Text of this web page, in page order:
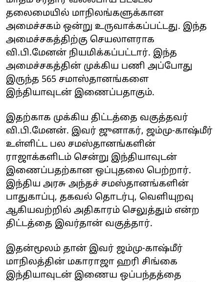
தலைமையில் மாநிலங்களுக்கான
அமைச்சகம் ஒன்று உருவாக்கப்பட்டது. இந்த
அமைச்சகத்திற்கு செயலாளராக
வி.பி.மேனன் நியமிக்கப்பட்டார். இந்த
அமைச்சகத்தின் முக்கிய பணி அப்போது
இருந்த 565 சமாஸ்தானங்களை
இந்தியாவுடன் இணைப்பதாகும்.
இதற்காக முக்கிய திட்டத்தை வகுத்தவர்
வி.பி.மேனன். இவர் ஜுனாகர், ஜம்மு-காஷ்மீர்
உள்ளிட்ட பல சமஸ்தானங்களின்
ராஜாக்களிடம் சென்று இந்தியாவுடன்
இணைப்பதற்கான ஒப்புதலை பெற்றார்.
இந்திய அரசு அந்தச் சமஸ்தானங்களின்
பாதுகாப்பு, தகவல் தொடர்பு, வெளியுறவு
ஆகியவற்றில் அதிகாரம் செலுத்தும் என்ற
திட்டத்தை இவர்தான் வகுத்தார்.
இதன்மூலம் தான் இவர் ஜம்மு-காஷ்மீர்
மாநிலத்தின் மகாராஜா ஹரி சிங்கை
இந்தியாவுடன் இணைய ஒப்பந்தத்தை